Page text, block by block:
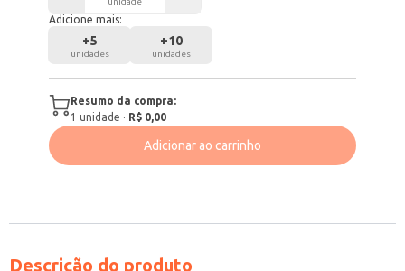
Adicione mais:
+5
unidades
+10
unidades
Resumo da compra:
1 unidade · R$ 0,00
Adicionar ao carrinho
Descrição do produto